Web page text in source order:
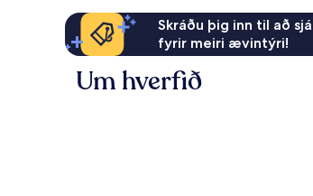
Skráðu þig inn til að
fyrir meiri ævintýri!
Um hverfið